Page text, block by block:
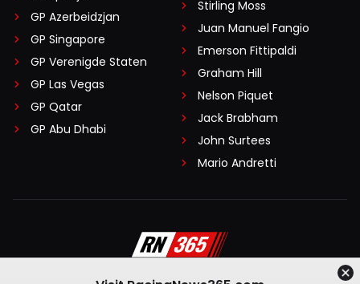
GP Azerbeidzjan
GP Singapore
GP Verenigde Staten
GP Las Vegas
GP Qatar
GP Abu Dhabi
Stirling Moss
Juan Manuel Fangio
Emerson Fittipaldi
Graham Hill
Nelson Piquet
Jack Brabham
John Surtees
Mario Andretti